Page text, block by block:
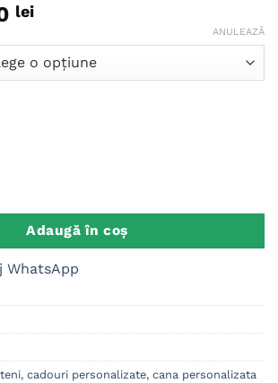
lei
ANULEAZĂ
Adaugă în coș
WhatsApp
, cadouri personalizate, cana personalizata